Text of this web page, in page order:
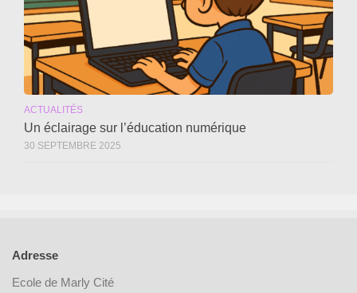
ACTUALITÉS
Un éclairage sur l’éducation numérique
30 SEPTEMBRE 2025
Adresse
Ecole de Marly Cité